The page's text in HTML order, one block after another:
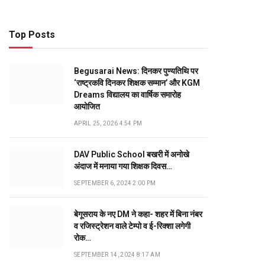
Top Posts
Begusarai News: दिनकर पुण्यतिथि पर
‘राष्ट्रकवि दिनकर शिक्षक सम्मान’ और KGM
Dreams विद्यालय का वार्षिक समारोह
आयोजित
APRIL 25, 2026 4:54 PM
DAV Public School बखरी में अनोखे
अंदाज में मनाया गया शिक्षक दिवस…
SEPTEMBER 6, 2024 2:00 PM
बेगूसराय के नए DM ने कहा- शहर में बिना नंबर
व रजिस्ट्रेशन वाले टेम्पो व ई-रिक्शा लगेगी
रोक…
SEPTEMBER 14, 2024 8:17 AM